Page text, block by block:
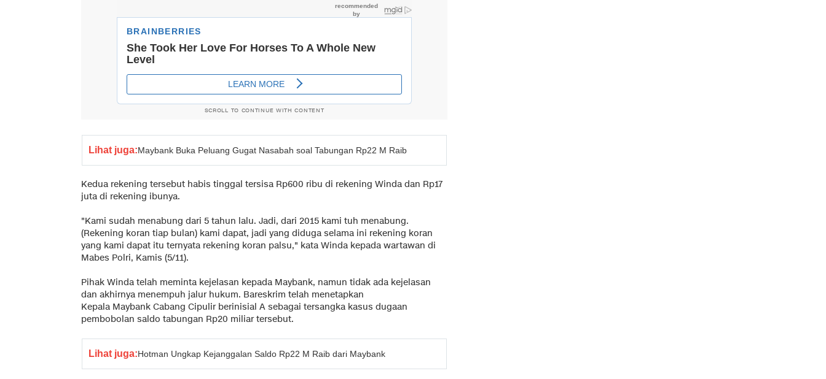
SCROLL TO CONTINUE WITH CONTENT
Lihat juga:Maybank Buka Peluang Gugat Nasabah soal Tabungan Rp22 M Raib
Kedua rekening tersebut habis tinggal tersisa Rp600 ribu di rekening Winda dan Rp17
juta di rekening ibunya.
"Kami sudah menabung dari 5 tahun lalu. Jadi, dari 2015 kami tuh menabung.
(Rekening koran tiap bulan) kami dapat, jadi yang diduga selama ini rekening koran
yang kami dapat itu ternyata rekening koran palsu," kata Winda kepada wartawan di
Mabes Polri, Kamis (5/11).
Pihak Winda telah meminta kejelasan kepada Maybank, namun tidak ada kejelasan
dan akhirnya menempuh jalur hukum. Bareskrim telah menetapkan
Kepala Maybank Cabang Cipulir berinisial A sebagai tersangka kasus dugaan
pembobolan saldo tabungan Rp20 miliar tersebut.
Lihat juga:Hotman Ungkap Kejanggalan Saldo Rp22 M Raib dari Maybank